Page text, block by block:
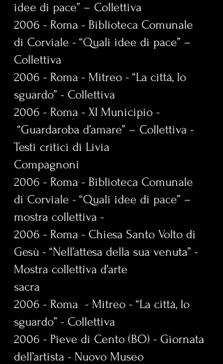
idee di pace” – Collettiva
2006 - Roma - Biblioteca Comunale
di Corviale - “Quali idee di pace” –
Collettiva
2006 - Roma - Mitreo - “La città, lo
sguardo” - Collettiva
2006 - Roma - XI Municipio -
“Guardaroba d’amare” – Collettiva -
Testi critici di Livia
Compagnoni
2006 - Roma - Biblioteca Comunale
di Corviale - “Quali idee di pace” –
mostra collettiva -
2006 - Roma - Chiesa Santo Volto di
Gesù - “Nell’attesa della sua venuta” -
Mostra collettiva d’arte
sacra
2006 - Roma - Mitreo - “La città, lo
sguardo” - Collettiva
2006 - Pieve di Cento (BO) - Giornata
dell’artista - Nuovo Museo